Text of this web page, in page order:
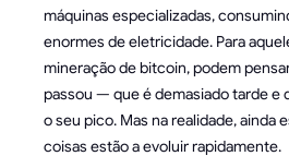
máquinas especializadas,
enormes de eletricidade. Para
mineração de bitcoin, podem
passou — que é demasiado tarde e
o seu pico. Mas na realidade, ainda
coisas estão a evoluir rapidamente.